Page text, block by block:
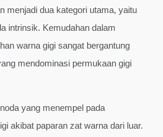
menjadi dua kategori utama, yaitu
intrinsik. Kemudahan dalam
warna gigi sangat bergantung
mendominasi permukaan gigi
yang menempel pada
akibat paparan zat warna dari luar.